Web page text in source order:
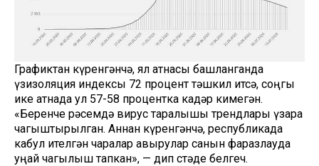
Графиктан күренгәнчә, ял атнасы башланганда
үзизоляция индексы 72 процент тәшкил итсә, соңгы
ике атнада ул 57-58 процентка кадәр кимегән.
«Беренче рәсемдә вирус таралышы трендлары үзара
чагыштырылган. Аннан күренгәнчә, республикада
кабул ителгән чаралар авырулар санын фаразлауда
уңай чагылыш тапкан», — дип өстәде белгеч.